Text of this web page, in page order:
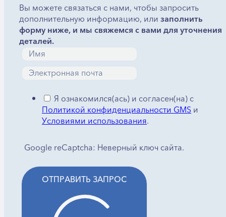
Вы можете связаться с нами, чтобы запросить
дополнительную информацию, или заполнить
форму ниже, и мы свяжемся с вами для уточнения
деталей.
Я ознакомился(ась) и согласен(на) с
Политикой конфиденциальности GMSи
Условиями использования.
Google reCaptcha: Неверный ключ сайта.
ОТПРАВИТЬ ЗАПРОС